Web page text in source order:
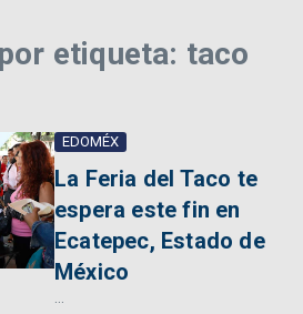
etiqueta: taco
EDOMÉX
La Feria del Taco te
espera este fin en
Ecatepec, Estado de
México
...